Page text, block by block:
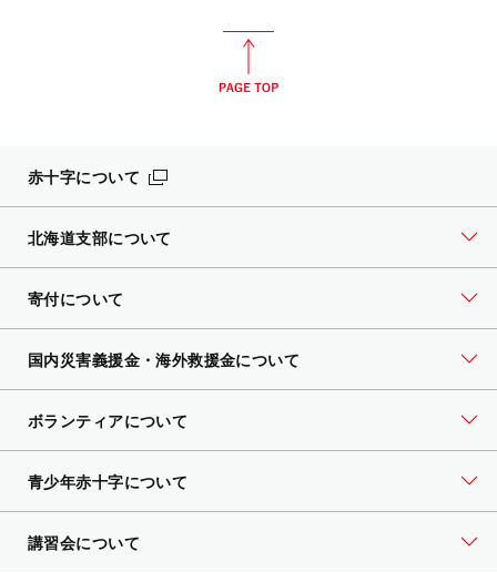
赤十字について
北海道支部について
寄付について
国内災害義援金・海外救援金について
ボランティアについて
青少年赤十字について
講習会について